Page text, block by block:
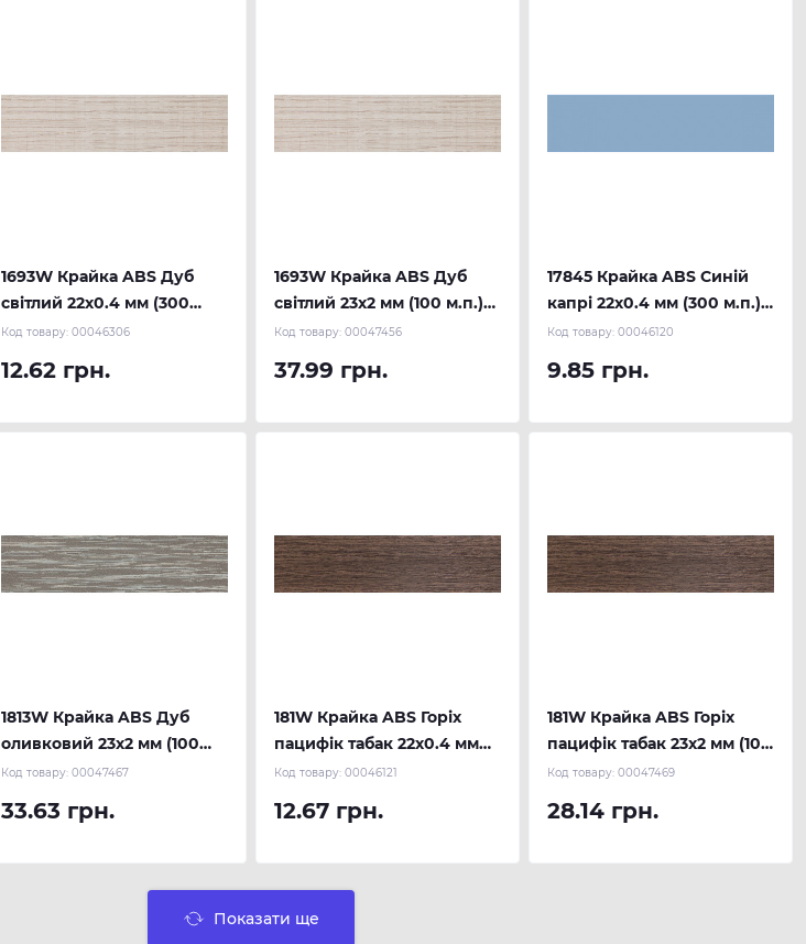
1693W Крайка ABS Дуб
світлий 22х0.4 мм (300
м.п.) REHAU
Код товару: 00046306
12.62 грн.
1693W Крайка ABS Дуб
світлий 23х2 мм (100 м.п.)
REHAU
Код товару: 00047456
37.99 грн.
17845 Крайка ABS Синій
капрі 22х0.4 мм (300 м.п.)
REHAU
Код товару: 00046120
9.85 грн.
1813W Крайка ABS Дуб
оливковий 23х2 мм (100
м.п.) REHAU
Код товару: 00047467
33.63 грн.
181W Крайка ABS Горіх
пацифік табак 22х0.4 мм
(300 м.п.) REHAU
Код товару: 00046121
12.67 грн.
181W Крайка ABS Горіх
пацифік табак 23х2 мм (100
м.п.) REHAU
Код товару: 00047469
28.14 грн.
Показати ще